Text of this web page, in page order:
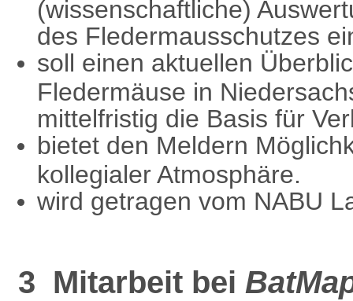
(wissenschaftliche)
des Fledermausschutzes
soll einen aktuellen
Fledermäuse in
mittelfristig die Basis für
bietet den Meldern
kollegialer Atmosphäre.
wird getragen vom NABU
3 Mitarbeit bei